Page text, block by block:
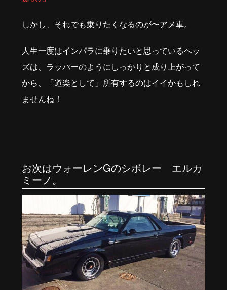
しかし、それでも乗りたくなるのが〜アメ車。
人生一度はインパラに乗りたいと思っているヘッ
ズは、ラッパーのようにしっかりと成り上がって
から、「道楽として」所有するのはイイかもしれ
ませんね！
お次はウォーレンGのシボレー エルカ
ミーノ。